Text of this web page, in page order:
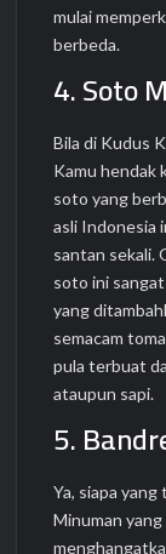
mulai
berbeda.
4. Soto
Bila di Kudus
Kamu hendak
soto yang
asli Indonesia
santan sekali.
soto ini
yang
semacam
pula terbuat
ataupun sapi.
5.
Ya, siapa
Minuman